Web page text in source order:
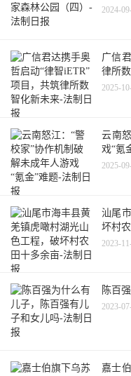
2024-
广信
律所
2025-
云南
戏“氪
2025-
汕尾
坏村
2023-
陈百
2023-
嘉士